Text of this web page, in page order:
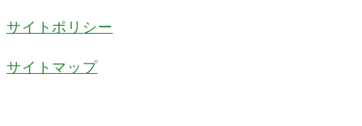
サイトポリシー
サイトマップ